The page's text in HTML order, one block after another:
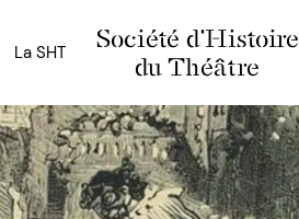
Société d'Histoire
du Théâtre
La SHT